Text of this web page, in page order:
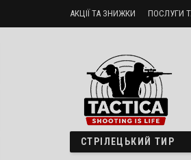
АКЦІЇ ТА ЗНИЖКИ ПОСЛУГИ
СТРІЛЕЦЬКИЙ ТИР